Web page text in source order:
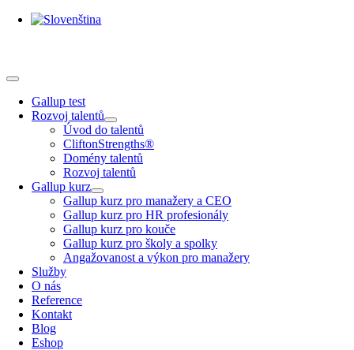
Skip
Toggle
Navigation
Gallup test
Rozvoj talentů
Úvod do talentů
CliftonStrengths®
Domény talentů
Rozvoj talentů
Gallup kurz
Gallup kurz pro manažery a CEO
Gallup kurz pro HR profesionály
Gallup kurz pro kouče
Gallup kurz pro školy a spolky
Angažovanost a výkon pro manažery
Služby
O nás
Reference
Kontakt
Blog
Eshop